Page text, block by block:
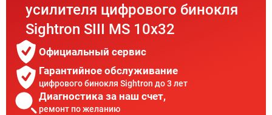
усилителя цифрового бинокля
Sightron SIII MS 10x32
Официальный сервис
Гарантийное обслуживание
цифрового бинокля Sightron до 3 лет
Диагностика за наш счет,
ремонт по желанию